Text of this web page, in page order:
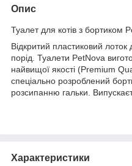
Опис
Туалет для котів з бортиком
Відкритий пластиковий
порід. Туалети PetNova
найвищої якості (Premium
спеціально розроблений
розсипанню гальки.
Характеристики